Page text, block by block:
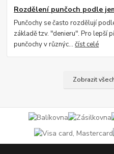
Rozdělení punčoch podle
Punčochy se často rozdělují
základě tzv. "denieru". Pro lepší
punčochy v různýc...číst celé
Zobrazit